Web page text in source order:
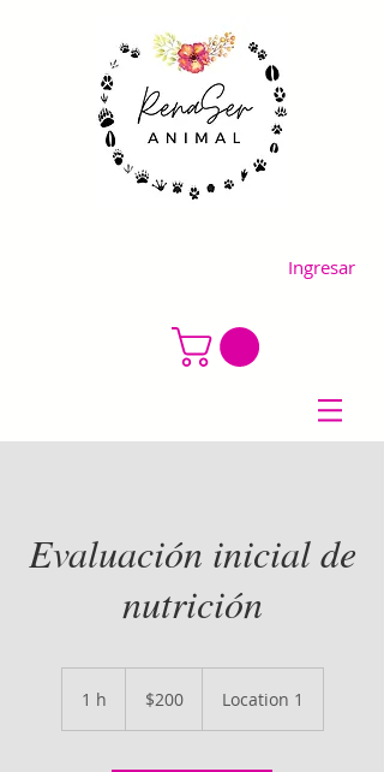
Ingresar
Evaluación inicial de
nutrición
1 h
chilenos
$200 Location 1